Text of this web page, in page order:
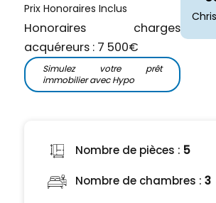
Prix Honoraires Inclus
Honoraires charges
acquéreurs : 7 500€
Simulez votre prêt
immobilier avec Hypo
Nombre de pièces : 5
Nombre de chambres : 3